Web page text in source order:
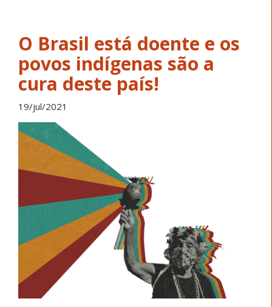
O Brasil está doente e os
povos indígenas são a
cura deste país!
19/jul/2021